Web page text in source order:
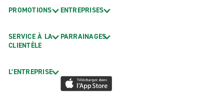
PROMOTIONS
SERVICE À LA
CLIENTÈLE
L’ENTREPRISE
ENTREPRISES
PARRAINAGES